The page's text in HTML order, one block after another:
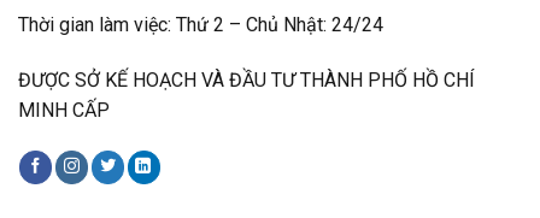
Thời gian làm việc: Thứ 2 – Chủ Nhật: 24/24
ĐƯỢC SỞ KẾ HOẠCH VÀ ĐẦU TƯ THÀNH PHỐ HỒ CHÍ
MINH CẤP